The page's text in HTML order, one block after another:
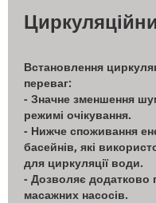
Встановлення
переваг:
- Значне зменшення
режимі очікування.
- Нижче споживання
басейнів, які
для циркуляції води.
- Дозволяє додатково
масажних насосів.